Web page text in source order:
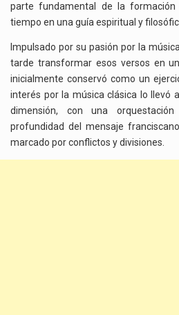
parte fundamental de la formación
tiempo en una guía espiritual y
Impulsado por su pasión por la
tarde transformar esos versos en
inicialmente conservó como un
interés por la música clásica lo llevó
dimensión, con una
profundidad del mensaje
marcado por conflictos y divisiones.